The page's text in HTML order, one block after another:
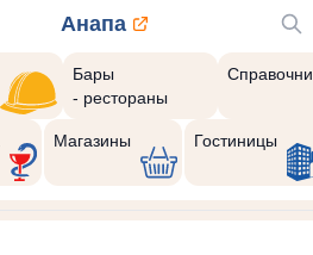
Анапа
Бары
- рестораны
Магазины Гостиницы